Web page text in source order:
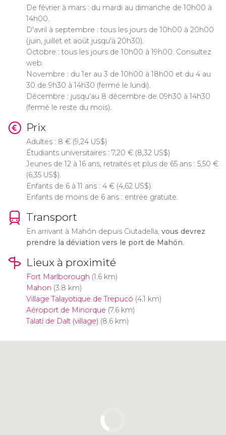
De février à mars : du mardi au dimanche de 10h00 à
14h00.
D'avril à septembre : tous les jours de 10h00 à 20h00
(juin, juillet et août jusqu'à 20h30).
Octobre : tous les jours de 10h00 à 19h00. Consultez
web.
Novembre : du 1er au 3 de 10h00 à 18h00 et du 4 au
30 de 9h30 à 14h30 (fermé le lundi).
Décembre : jusqu'au 8 décembre de 09h30 à 14h30
(fermé le reste du mois).
Prix
Adultes : 8 €(9,24 US$)
Étudiants universitaires : 7,20 €(8,32 US$)
Jeunes de 12 à 16 ans, retraités et plus de 65 ans : 5,50 €
(6,35 US$).
Enfants de 6 à 11 ans : 4 €(4,62 US$).
Enfants de moins de 6 ans : entrée gratuite.
Transport
En arrivant à Mahón depuis Ciutadella, vous devrez
prendre la déviation vers le port de Mahón.
Lieux à proximité
Fort Marlborough (1.6 km)
Mahon (3.8 km)
Village Talayotique de Trepucó (4.1 km)
Aéroport de Minorque (7.6 km)
Talatí de Dalt (village) (8.6 km)